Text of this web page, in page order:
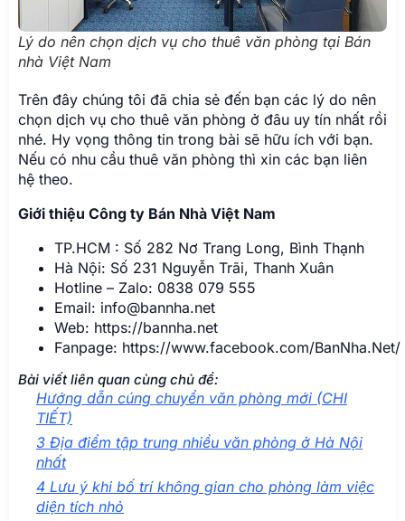
Lý do nên chọn dịch vụ cho thuê văn phòng tại Bán
nhà Việt Nam
Trên đây chúng tôi đã chia sẻ đến bạn các lý do nên
chọn dịch vụ cho thuê văn phòng ở đâu uy tín nhất rồi
nhé. Hy vọng thông tin trong bài sẽ hữu ích với bạn.
Nếu có nhu cầu thuê văn phòng thì xin các bạn liên
hệ theo.
Giới thiệu Công ty Bán Nhà Việt Nam
TP.HCM : Số 282 Nơ Trang Long, Bình Thạnh
Hà Nội: Số 231 Nguyễn Trãi, Thanh Xuân
Hotline – Zalo: 0838 079 555
Email: info@bannha.net
Web: https://bannha.net
Fanpage: https://www.facebook.com/BanNha.Net/
Bài viết liên quan cùng chủ đề:
Hướng dẫn cúng chuyển văn phòng mới (CHI
TIẾT)
3 Địa điểm tập trung nhiều văn phòng ở Hà Nội
nhất
4 Lưu ý khi bố trí không gian cho phòng làm việc
diện tích nhỏ